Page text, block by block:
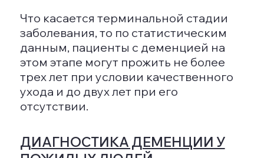
обеспечивают мозг кислородом.
Немедикаментозная терапия
включает психотерапевтическую
поддержку и коррекцию поведения.
Поддерживающая психотерапия
может включать арт-терапию,
тактильную и ароматерапию,
кинотерапию и методы
стимулирования положительных
норм поведения и эмоциональных
реакций в повседневной жизни.